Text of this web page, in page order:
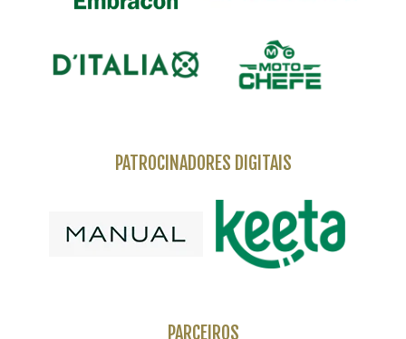
PATROCINADORES DIGITAIS
PARCEIROS